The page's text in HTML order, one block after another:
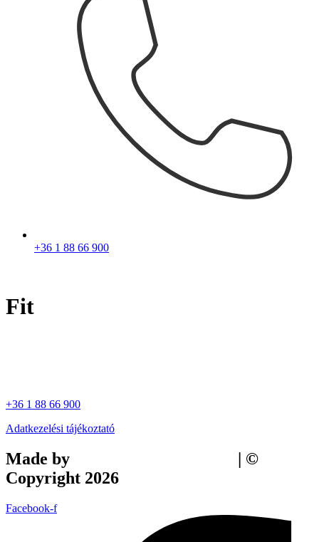
+36 1 88 66 900
Fit
+36 1 88 66 900
Adatkezelési tájékoztató
Made by
| ©
Copyright 2026
Facebook-f